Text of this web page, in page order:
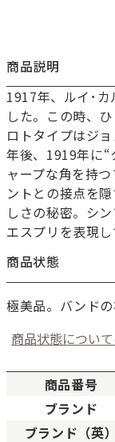
商品説明
1917年、ルイ･カ
した。この時、
ロトタイプはジ
年後、1919年に
ャープな角を持
ントとの接点を
しさの秘密。シ
エスプリを表現し
商品状態
極美品。バンドの
商品状態につい
商品番号
ブランド
ブランド（英）